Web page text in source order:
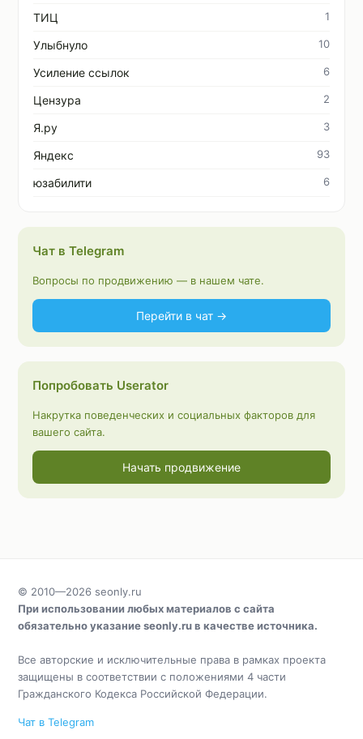
ТИЦ 1
Улыбнуло 10
Усиление ссылок 6
Цензура 2
Я.ру 3
Яндекс 93
юзабилити 6
Чат в Telegram
Вопросы по продвижению — в нашем чате.
Перейти в чат →
Попробовать Userator
Накрутка поведенческих и социальных факторов для
вашего сайта.
Начать продвижение
© 2010—2026 seonly.ru
При использовании любых материалов с сайта
обязательно указаниеseonly.ruв качестве источника.
Все авторские и исключительные права в рамках проекта
защищены в соответствии с положениями 4 части
Гражданского Кодекса Российской Федерации.
Чат в Telegram